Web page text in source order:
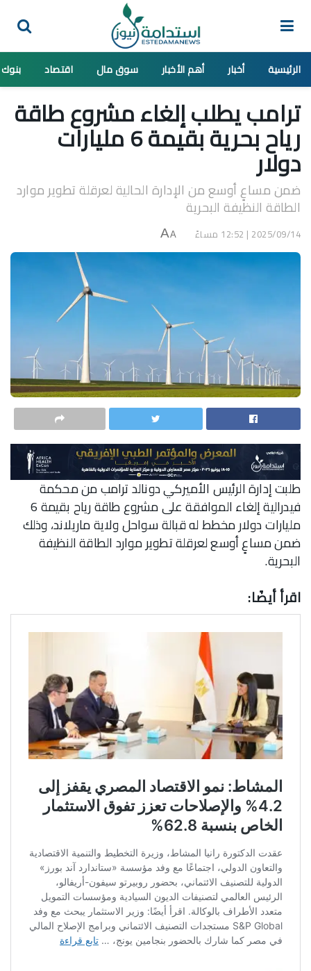
الرئيسية أخبار أهم الأخبار سوق مال اقتصاد بنوك
ترامب يطلب إلغاء مشروع طاقة
رياح بحرية بقيمة 6 مليارات
دولار
ضمن مساعٍ أوسع من الإدارة الحالية لعرقلة تطوير موارد
الطاقة النظيفة البحرية
2025/09/14 | 12:52 مساءً A
A
طلبت إدارة الرئيس الأميركي دونالد ترامب من محكمة
فيدرالية إلغاء الموافقة على مشروع طاقة رياح بقيمة 6
مليارات دولار مخطط له قبالة سواحل ولاية ماريلاند، وذلك
ضمن مساعٍ أوسع لعرقلة تطوير موارد الطاقة النظيفة
البحرية.
اقرأ أيضًا: